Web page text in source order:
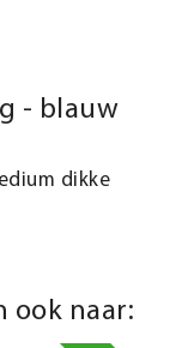
- blauw
dikke
ook naar: